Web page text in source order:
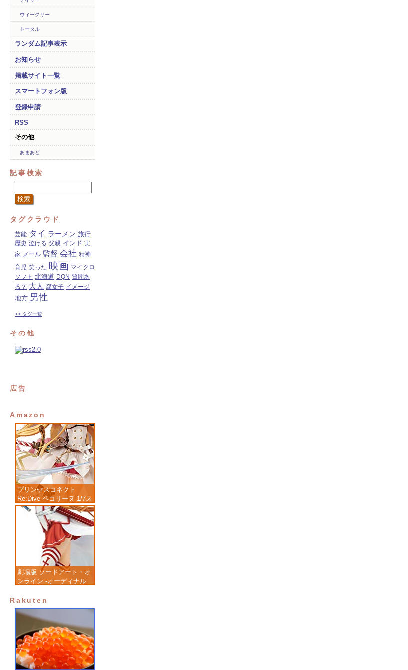
ウィークリー
トータル
ランダム記事表示
お知らせ
掲載サイト一覧
スマートフォン版
登録申請
RSS
その他
あまあど
記事検索
タグクラウド
芸能 タイ ラーメン 旅行
歴史 泣ける 父親 インド 実
家
メール 監督 会社 精神
育児 笑った 映画 マイクロ
ソフト 北海道 DQN 質問あ
る？ 大人 腐女子 イメージ
地方 男性
>> タグ一覧
その他
広告
Amazon
プリンセスコネクト
Re:Dive ペコリーヌ 1/7ス
ケール 塗装済み完成品フ
ィギュア
劇場版 ソードアート・オ
ンライン -オーディナル
成品フィギュア
Rakuten